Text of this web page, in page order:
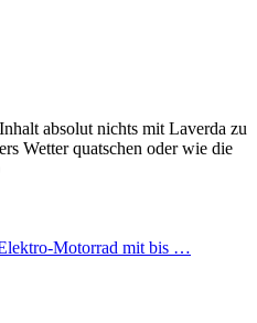
absolut nichts mit Laverda zu
Wetter quatschen oder wie die
Motorrad mit bis …